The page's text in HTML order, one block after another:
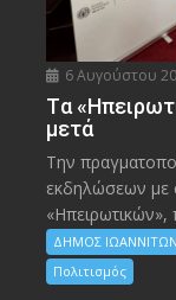
6 Αυγούστου
Tα
μετά
Την
εκδηλώσεων με
«Ηπειρωτικών»,
ΔΗΜΟΣ ΙΩΑΝΝΙΤΩΝ
Πολιτισμός